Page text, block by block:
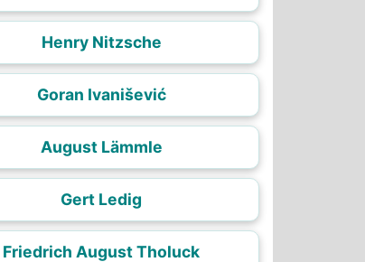
Henry Nitzsche
Goran Ivanišević
August Lämmle
Gert Ledig
Friedrich August Tholuck